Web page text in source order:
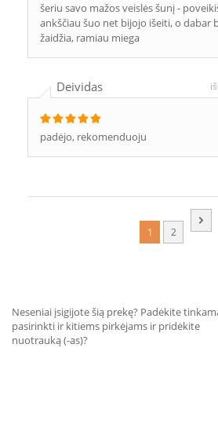
šeriu savo mažos veislės šunį -
ankščiau šuo net bijojo išeiti, o dabar
žaidžia, ramiau miega
Deividas
padėjo, rekomenduoju
1 2
Neseniai įsigijote šią prekę? Padėkite
pasirinkti ir kitiems pirkėjams ir pridėkite
nuotrauką (-as)?